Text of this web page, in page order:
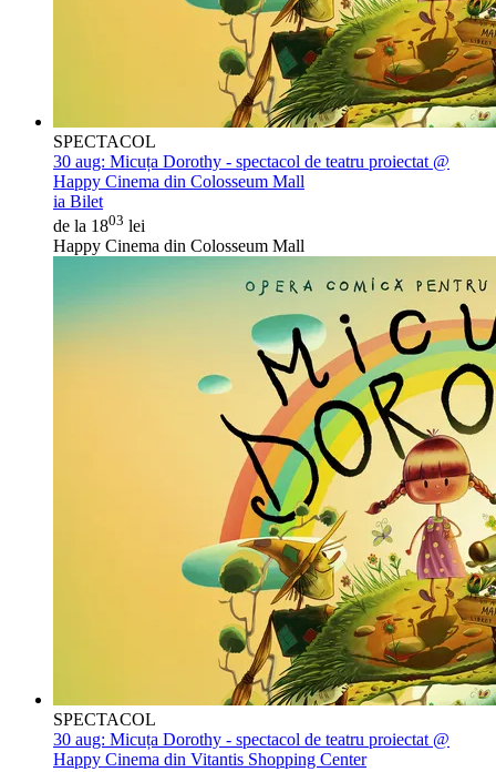
SPECTACOL
30 aug: Micuța Dorothy - spectacol de teatru proiectat @
Happy Cinema din Colosseum Mall
ia Bilet
de la 1803 lei
Happy Cinema din Colosseum Mall
SPECTACOL
30 aug: Micuța Dorothy - spectacol de teatru proiectat @
Happy Cinema din Vitantis Shopping Center